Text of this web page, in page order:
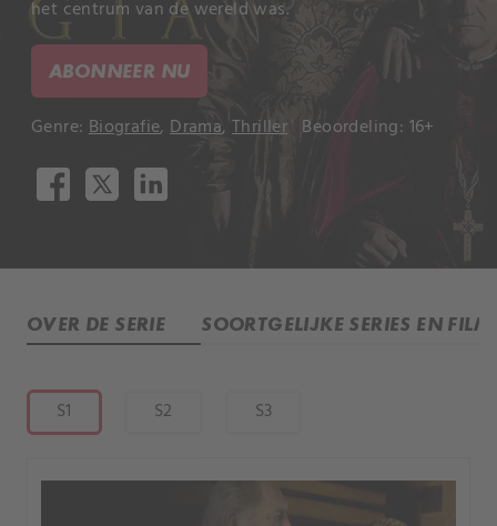
het centrum van de wereld was.
ABONNEER NU
Genre: Biografie,Drama,Thriller Beoordeling: 16+
OVER DE SERIE SOORTGELIJKE SERIES EN
S1 S2 S3